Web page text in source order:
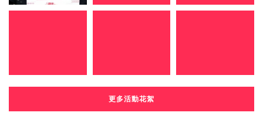
更多活動花絮